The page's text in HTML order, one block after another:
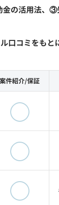
しており、
義・UI/UX
ス：5242）
の活用法、
口コミをも
案件紹介/保証
◯
◯
◯